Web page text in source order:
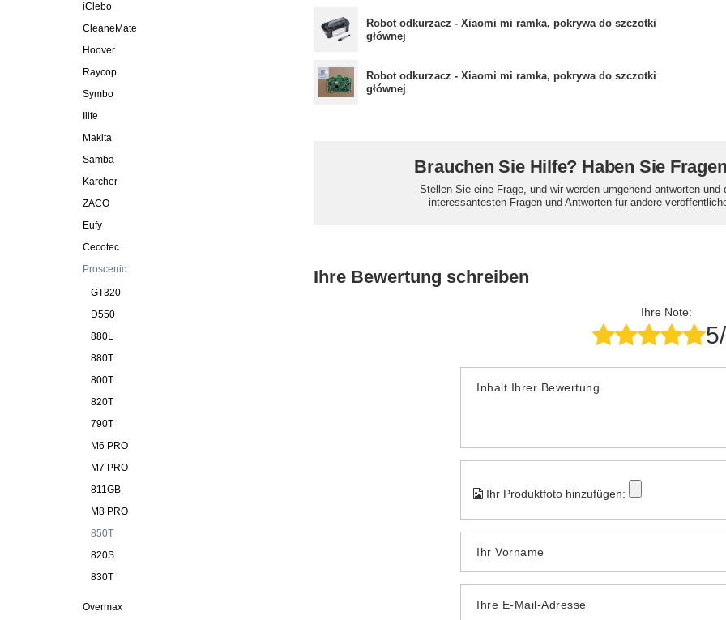
iClebo
CleaneMate
Hoover
Raycop
Symbo
Ilife
Makita
Samba
Karcher
ZACO
Eufy
Cecotec
Proscenic
GT320
D550
880L
880T
800T
820T
790T
M6 PRO
M7 PRO
811GB
M8 PRO
850T
820S
830T
Overmax
Robot odkurzacz - Xiaomi mi ramka, pokrywa do szczotki
głównej
Robot odkurzacz - Xiaomi mi ramka, pokrywa do szczotki
głównej
Brauchen Sie Hilfe? Haben Sie
Stellen Sie eine Frage, und wir werden umgehend antworten und
interessantesten Fragen und Antworten für andere
Ihre Bewertung schreiben
Ihre Note:
Inhalt Ihrer Bewertung
Ihr Produktfoto hinzufügen:
Ihr Vorname
Ihre E-Mail-Adresse